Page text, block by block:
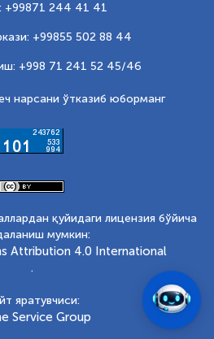
+99871 244 41 41
+99855 502 88 44
+998 71 241 52 45/46
нарсани ўтказиб юборманг
қуйидаги лицензия бўйича
мумкин:
Attribution 4.0 International
.
яратувчиси:
Service Group